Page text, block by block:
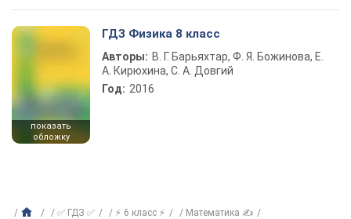
показать
обложку
ГДЗ Физика 8 класс
Авторы: В. Г. Барьяхтар, Ф. Я. Божинова, Е.
А. Кирюхина, С. А. Довгий
Год: 2016
✅ ГДЗ ✅ ⚡ 6 класс ⚡
Математика ✍